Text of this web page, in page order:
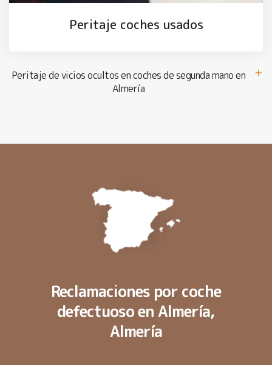
Peritaje coches usados
Peritaje de vicios ocultos en coches de segunda mano en
Almería
Reclamaciones por coche
defectuoso en Almería,
Almería